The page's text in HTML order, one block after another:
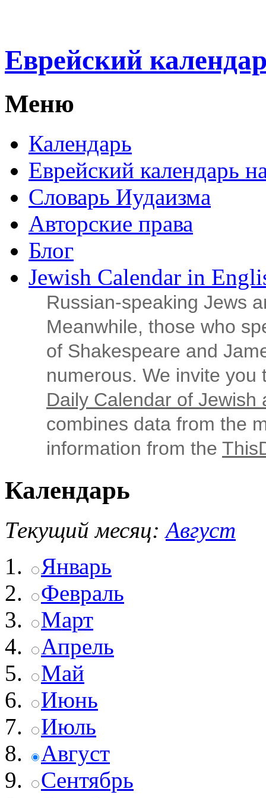
Еврейский
Меню
Календарь
Еврейский календарь
Словарь Иудаизма
Авторские права
Блог
Jewish Calendar in
Russian‑speaking Jews
Meanwhile, those who
of Shakespeare and
numerous. We invite
Daily Calendar of Jewish
combines data from the
information from the
Календарь
Текущий месяц: Август
Январь
Февраль
Март
Апрель
Май
Июнь
Июль
Август
Сентябрь